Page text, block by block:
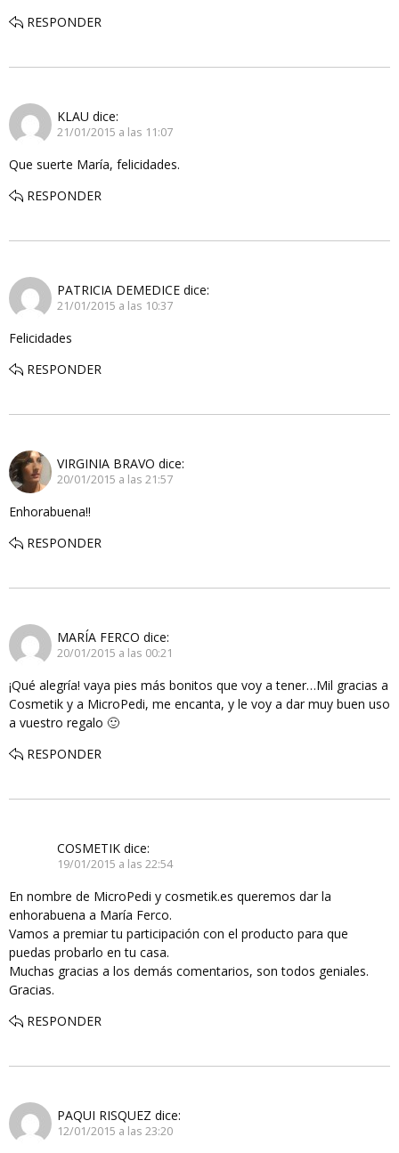
RESPONDER
KLAU dice:
21/01/2015 a las 11:07
Que suerte María, felicidades.
RESPONDER
PATRICIA DEMEDICE dice:
21/01/2015 a las 10:37
Felicidades
RESPONDER
VIRGINIA BRAVO dice:
20/01/2015 a las 21:57
Enhorabuena!!
RESPONDER
MARÍA FERCO dice:
20/01/2015 a las 00:21
¡Qué alegría! vaya pies más bonitos que voy a tener…Mil gracias a
Cosmetik y a MicroPedi, me encanta, y le voy a dar muy buen uso
a vuestro regalo 🙂
RESPONDER
COSMETIK dice:
19/01/2015 a las 22:54
En nombre de MicroPedi y cosmetik.es queremos dar la
enhorabuena a María Ferco.
Vamos a premiar tu participación con el producto para que
puedas probarlo en tu casa.
Muchas gracias a los demás comentarios, son todos geniales.
Gracias.
RESPONDER
PAQUI RISQUEZ dice:
12/01/2015 a las 23:20